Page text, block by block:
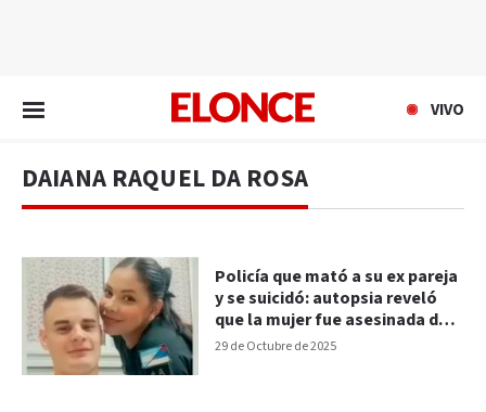
VIVO
DAIANA RAQUEL DA ROSA
29 de Octubre de 2025
Policía que mató a su ex pareja
y se suicidó: autopsia reveló
que la mujer fue asesinada de
cinco tiros